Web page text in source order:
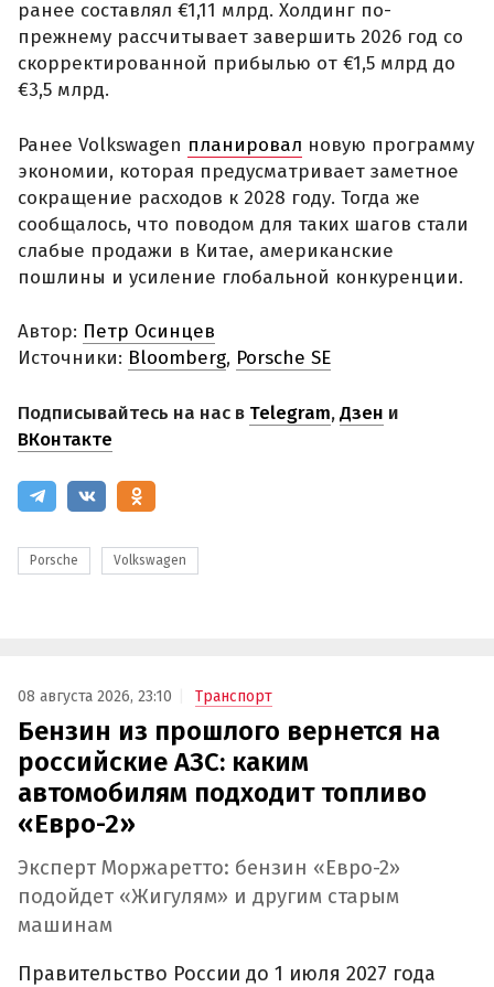
ранее составлял €1,11 млрд. Холдинг по-
прежнему рассчитывает завершить 2026 год со
скорректированной прибылью от €1,5 млрд до
€3,5 млрд.
Ранее Volkswagen планировал новую программу
экономии, которая предусматривает заметное
сокращение расходов к 2028 году. Тогда же
сообщалось, что поводом для таких шагов стали
слабые продажи в Китае, американские
пошлины и усиление глобальной конкуренции.
Автор: Петр Осинцев
Источники: Bloomberg, Porsche SE
Подписывайтесь на нас в Telegram,Дзен и
ВКонтакте
Porsche Volkswagen
08 августа 2026, 23:10 Транспорт
Бензин из прошлого вернется на
российские АЗС: каким
автомобилям подходит топливо
«Евро-2»
Эксперт Моржаретто: бензин «Евро-2»
подойдет «Жигулям» и другим старым
машинам
Правительство России до 1 июля 2027 года